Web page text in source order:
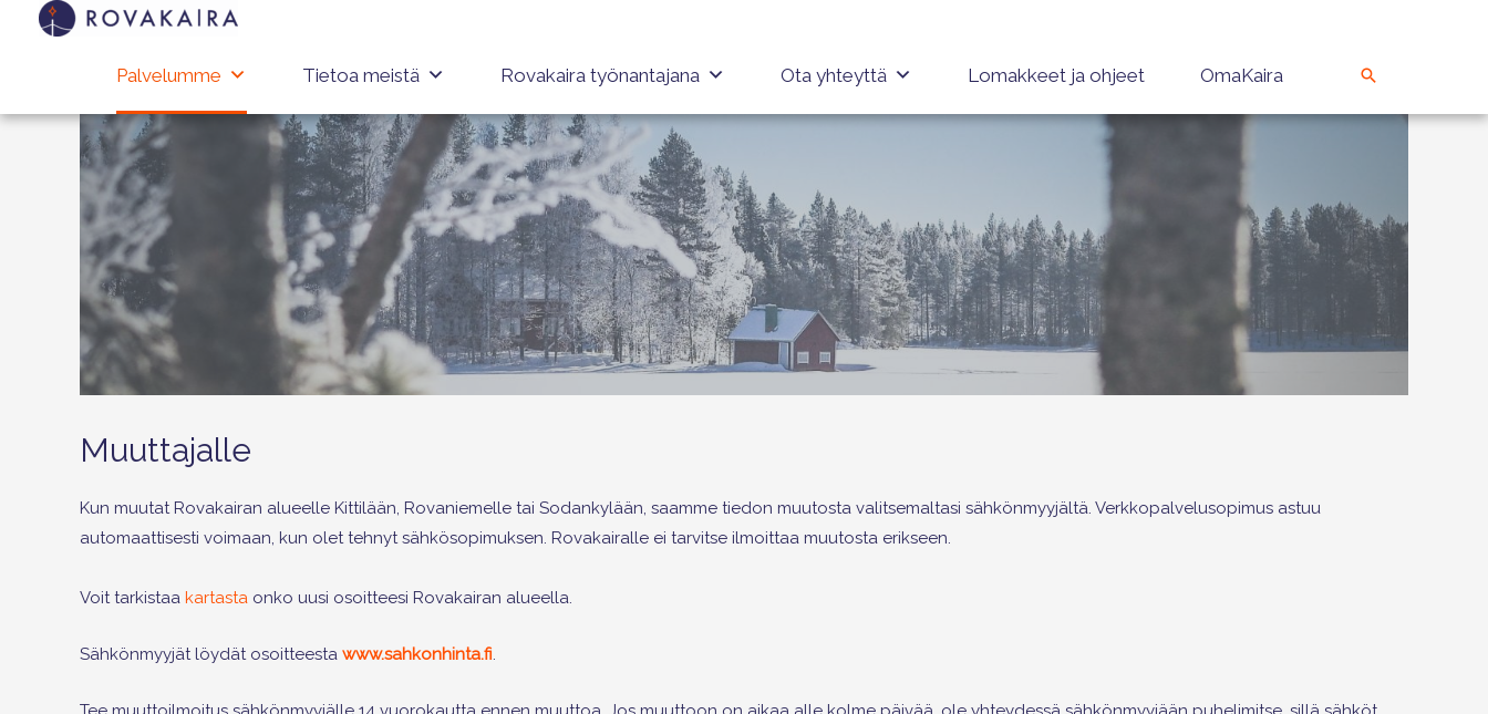
Palvelumme Tietoa meistä Rovakaira työnantajana Ota yhteyttä Lomakkeet ja ohjeet OmaKaira
Muuttajalle
Kun muutat Rovakairan alueelle Kittilään, Rovaniemelle tai Sodankylään, saamme tiedon muutosta valitsemaltasi sähkönmyyjältä. Verkkopalvelusopimus astuu
automaattisesti voimaan, kun olet tehnyt sähkösopimuksen. Rovakairalle ei tarvitse ilmoittaa muutosta erikseen.
Voit tarkistaa kartasta onko uusi osoitteesi Rovakairan alueella.
Sähkönmyyjät löydät osoitteesta www.sahkonhinta.fi.